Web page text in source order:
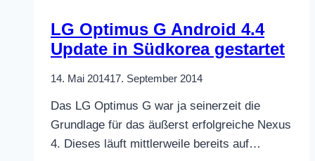
LG Optimus G Android 4.4
Update in Südkorea gestartet
14. Mai 201417. September 2014
Das LG Optimus G war ja seinerzeit die
Grundlage für das äußerst erfolgreiche Nexus
4. Dieses läuft mittlerweile bereits auf…